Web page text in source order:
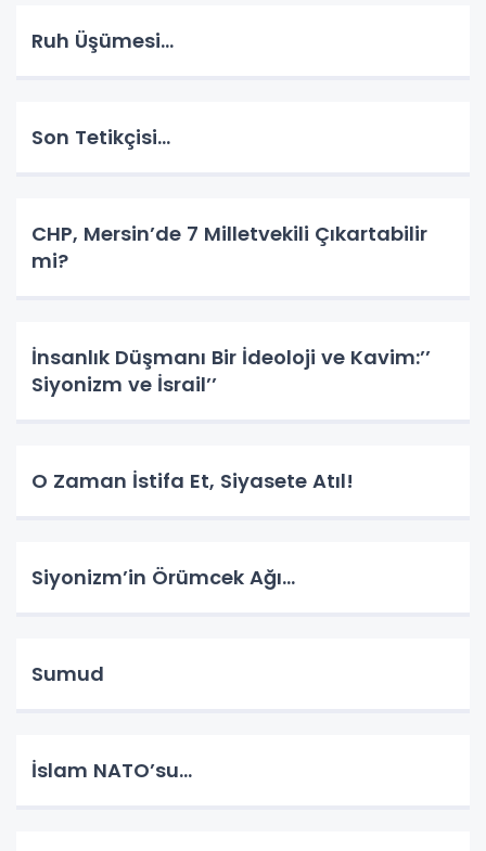
Ruh Üşümesi…
Son Tetikçisi…
CHP, Mersin’de 7 Milletvekili Çıkartabilir
mi?
İnsanlık Düşmanı Bir İdeoloji ve Kavim:’’
Siyonizm ve İsrail’’
O Zaman İstifa Et, Siyasete Atıl!
Siyonizm’in Örümcek Ağı…
Sumud
İslam NATO’su…